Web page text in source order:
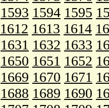
1593 1594 1595
1612 1613 1614
1631 1632 1633
1650 1651 1652
1669 1670 1671
1688 1689 1690